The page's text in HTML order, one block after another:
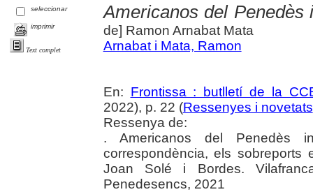
seleccionar
imprimir
Text complet
Americanos del
de] Ramon Arnabat Mata
Arnabat i Mata, Ramon
En: Frontissa : butlletí de la
2022), p. 22 (Ressenyes i novetats
Ressenya de:
. Americanos del Penedès
correspondència, els
Joan Solé i Bordes.
Penedesencs, 2021